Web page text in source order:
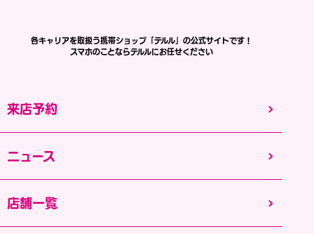
来店予約
ニュース
店舗一覧
各キャリアを取扱う携帯ショップ「テルル」の公式サイトです！
スマホのことならテルルにお任せください